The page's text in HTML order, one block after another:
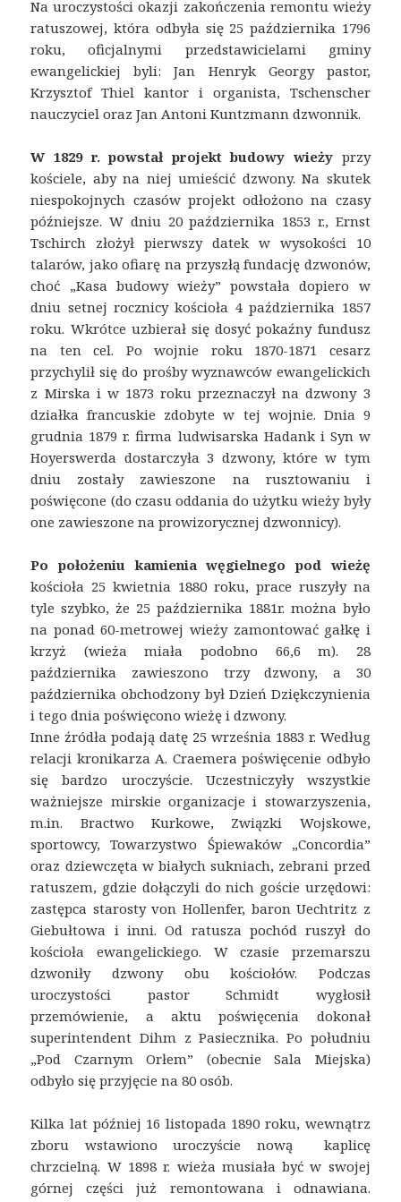
Na uroczystości okazji zakończenia remontu wieży
ratuszowej, która odbyła się 25 października 1796
roku, oficjalnymi przedstawicielami gminy
ewangelickiej byli: Jan Henryk Georgy pastor,
Krzysztof Thiel kantor i organista, Tschenscher
nauczyciel oraz Jan Antoni Kuntzmann dzwonnik.
W 1829 r. powstał projekt budowy wieżyprzy
kościele, aby na niej umieścić dzwony. Na skutek
niespokojnych czasów projekt odłożono na czasy
późniejsze. W dniu 20 października 1853 r., Ernst
Tschirch złożył pierwszy datek w wysokości 10
talarów, jako ofiarę na przyszłą fundację dzwonów,
choć „Kasa budowy wieży” powstała dopiero w
dniu setnej rocznicy kościoła 4 października 1857
roku. Wkrótce uzbierał się dosyć pokaźny fundusz
na ten cel. Po wojnie roku 1870-1871 cesarz
przychylił się do prośby wyznawców ewangelickich
z Mirska i w 1873 roku przeznaczył na dzwony 3
działka francuskie zdobyte w tej wojnie. Dnia 9
grudnia 1879 r. firma ludwisarska Hadank i Syn w
Hoyerswerda dostarczyła 3 dzwony, które w tym
dniu zostały zawieszone na rusztowaniu i
poświęcone (do czasu oddania do użytku wieży były
one zawieszone na prowizorycznej dzwonnicy).
Po położeniu kamienia węgielnego pod wieżę
kościoła 25 kwietnia 1880 roku, prace ruszyły na
tyle szybko, że 25 października 1881r. można było
na ponad 60-metrowej wieży zamontować gałkę i
krzyż (wieża miała podobno 66,6 m). 28
października zawieszono trzy dzwony, a 30
października obchodzony był Dzień Dziękczynienia
i tego dnia poświęcono wieżę i dzwony.
Inne źródła podają datę 25 września 1883 r. Według
relacji kronikarza A. Craemera poświęcenie odbyło
się bardzo uroczyście. Uczestniczyły wszystkie
ważniejsze mirskie organizacje i stowarzyszenia,
m.in. Bractwo Kurkowe, Związki Wojskowe,
sportowcy, Towarzystwo Śpiewaków „Concordia”
oraz dziewczęta w białych sukniach, zebrani przed
ratuszem, gdzie dołączyli do nich goście urzędowi:
zastępca starosty von Hollenfer, baron Uechtritz z
Giebułtowa i inni. Od ratusza pochód ruszył do
kościoła ewangelickiego. W czasie przemarszu
dzwoniły dzwony obu kościołów. Podczas
uroczystości pastor Schmidt wygłosił
przemówienie, a aktu poświęcenia dokonał
superintendent Dihm z Pasiecznika. Po południu
„Pod Czarnym Orłem” (obecnie Sala Miejska)
odbyło się przyjęcie na 80 osób.
Kilka lat później 16 listopada 1890 roku, wewnątrz
zboru wstawiono uroczyście nową kaplicę
chrzcielną. W 1898 r. wieża musiała być w swojej
górnej części już remontowana i odnawiana.